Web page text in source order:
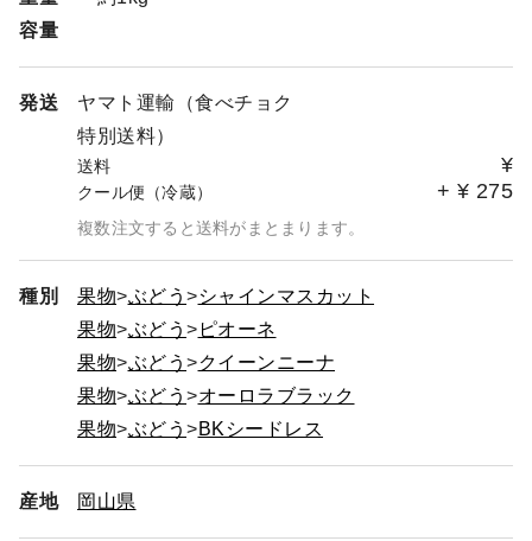
容量
発送
ヤマト運輸（食べチョク
特別送料）
送料 ¥
クール便（冷蔵） + ¥ 275
複数注文すると送料がまとまります。
種別 果物 ぶどう
シャインマスカット
果物
ぶどう
ピオーネ
果物
ぶどう
クイーンニーナ
果物
ぶどう
オーロラブラック
果物
ぶどう BKシードレス
産地 岡山県